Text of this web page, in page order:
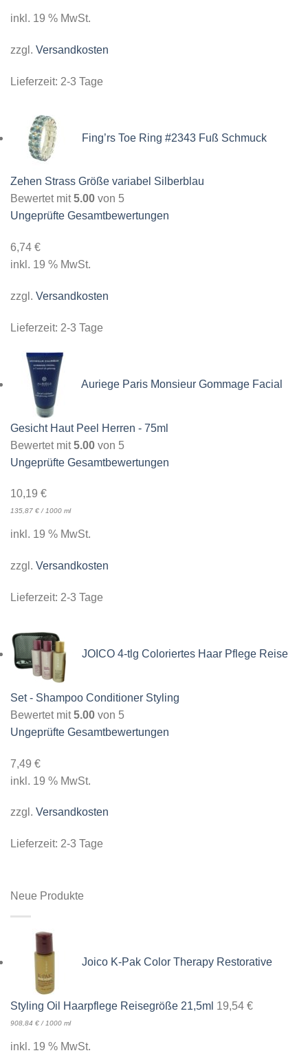
inkl. 19 % MwSt.
zzgl. Versandkosten
Lieferzeit: 2-3 Tage
Fing’rs Toe Ring #2343 Fuß Schmuck
Zehen Strass Größe variabel Silberblau
Bewertet mit5.00 von 5
Ungeprüfte Gesamtbewertungen
6,74 €
inkl. 19 % MwSt.
zzgl. Versandkosten
Lieferzeit: 2-3 Tage
Auriege Paris Monsieur Gommage Facial
Gesicht Haut Peel Herren - 75ml
Bewertet mit5.00 von 5
Ungeprüfte Gesamtbewertungen
10,19 €
135,87 €/1000 ml
inkl. 19 % MwSt.
zzgl. Versandkosten
Lieferzeit: 2-3 Tage
JOICO 4-tlg Coloriertes Haar Pflege Reise
Set - Shampoo Conditioner Styling
Bewertet mit5.00 von 5
Ungeprüfte Gesamtbewertungen
7,49 €
inkl. 19 % MwSt.
zzgl. Versandkosten
Lieferzeit: 2-3 Tage
Neue Produkte
Joico K-Pak Color Therapy Restorative
Styling Oil Haarpflege Reisegröße 21,5ml 19,54 €
908,84 € / 1000 ml
inkl. 19 % MwSt.